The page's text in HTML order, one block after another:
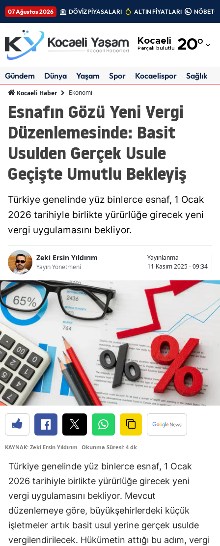
07 Ağustos 2026 DÖVİZ PİYASALARI ALTIN FİYATLARI
Kocaeli
Parçalı bulutlu 20°
Adıyaman
Amasya
Ankara
Antalya
Artvin
Balıkesir
Bitlis
Bolu
Burdur
Bursa
Çanakkale
Çankırı
Çorum
Denizli
Diyarbakır
Elazığ
Erzincan
Erzurum
Eskişehir
Gündem Dünya Yaşam Spor Kocaelispor Sağlık
Kocaeli Haber Ekonomi
Esnafın Gözü Yeni Vergi
Düzenlemesinde: Basit
Usulden Gerçek Usule
Geçişte Umutlu Bekleyiş
Türkiye genelinde yüz binlerce esnaf, 1 Ocak
2026 tarihiyle birlikte yürürlüğe girecek yeni
vergi uygulamasını bekliyor.
Zeki Ersin Yıldırım
Yayın Yönetmeni
Yayınlanma
11 Kasım 2025 - 09:34
KAYNAK: Zeki Ersin Yıldırım Okunma Süresi: 4 dk
Türkiye genelinde yüz binlerce esnaf, 1 Ocak
2026 tarihiyle birlikte yürürlüğe girecek yeni
vergi uygulamasını bekliyor. Mevcut
düzenlemeye göre, büyükşehirlerdeki küçük
işletmeler artık basit usul yerine gerçek usulde
vergilendirilecek. Hükümetin attığı bu adım, vergi